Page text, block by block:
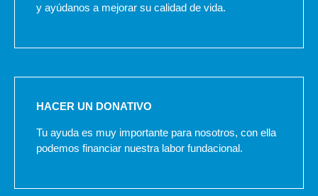
y ayúdanos a mejorar su calidad de vida.
HACER UN DONATIVO
Tu ayuda es muy importante para nosotros, con ella
podemos financiar nuestra labor fundacional.